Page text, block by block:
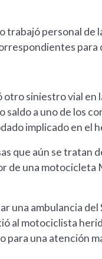
trabajó personal de
siniestro vial en
a uno de los
implicado en el
que aún se tratan
de una motocicleta
una ambulancia
al motociclista
una atención